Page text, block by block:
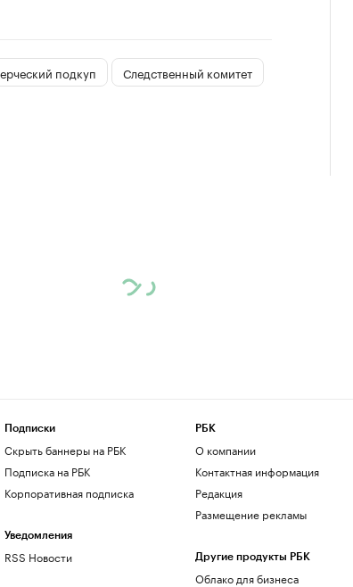
подкуп Следственный комитет
Подписки
Скрыть баннеры на РБК
Подписка на РБК
Корпоративная подписка
Уведомления
RSS Новости
РБК
О компании
Контактная информация
Редакция
Размещение рекламы
Другие продукты РБК
Облако для бизнеса